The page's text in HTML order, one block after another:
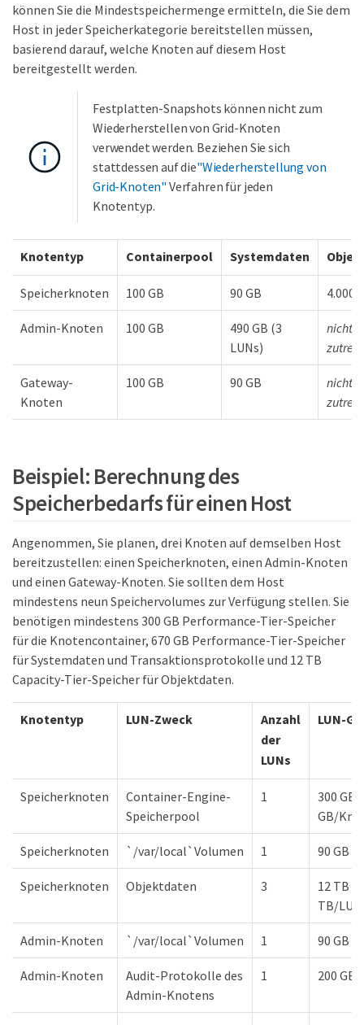
können Sie die Mindestspeichermenge ermitteln, die Sie dem
Host in jeder Speicherkategorie bereitstellen müssen,
basierend darauf, welche Knoten auf diesem Host
bereitgestellt werden.
Festplatten-Snapshots können nicht zum
Wiederherstellen von Grid-Knoten
verwendet werden. Beziehen Sie sich
stattdessen auf die"Wiederherstellung von
Grid-Knoten" Verfahren für jeden
Knotentyp.
Knotentyp Containerpool Systemdaten
Speicherknoten 100 GB 90 GB 4.000
Admin-Knoten 100 GB
490 GB (3
LUNs)
nicht
Gateway-
Knoten
100 GB 90 GB
nicht
Beispiel: Berechnung des
Speicherbedarfs für einen Host
Angenommen, Sie planen, drei Knoten auf demselben Host
bereitzustellen: einen Speicherknoten, einen Admin-Knoten
und einen Gateway-Knoten. Sie sollten dem Host
mindestens neun Speichervolumes zur Verfügung stellen. Sie
benötigen mindestens 300 GB Performance-Tier-Speicher
für die Knotencontainer, 670 GB Performance-Tier-Speicher
für Systemdaten und Transaktionsprotokolle und 12 TB
Capacity-Tier-Speicher für Objektdaten.
Knotentyp LUN-Zweck
Anzahl
der
LUNs
LUN-
Speicherknoten
Container-Engine-
Speicherpool
1
300 GB
GB/
Speicherknoten `/var/local`Volumen 1 90 GB
Speicherknoten Objektdaten 3
12 TB (4
TB/
Admin-Knoten `/var/local`Volumen 1 90 GB
Admin-Knoten
Audit-Protokolle des
Admin-Knotens
1 200 GB